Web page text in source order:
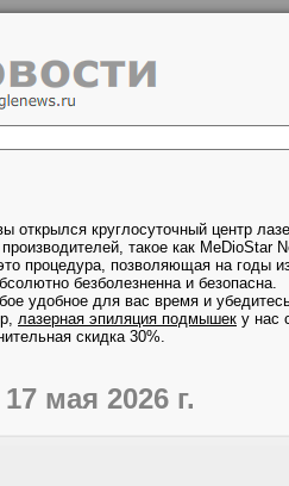
открылся круглосуточный центр
такое как MeDioStar
процедура, позволяющая на годы
безболезненна и безопасна.
удобное для вас время и
лазерная эпиляция подмышек у нас
скидка 30%.
мая 2026 г.